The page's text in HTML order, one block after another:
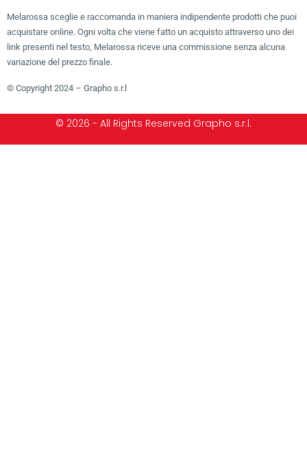
Melarossa sceglie e raccomanda in maniera indipendente prodotti che puoi
acquistare online. Ogni volta che viene fatto un acquisto attraverso uno dei
link presenti nel testo, Melarossa riceve una commissione senza alcuna
variazione del prezzo finale.
© Copyright 2024 – Grapho s.r.l
© 2026 - All Rights Reserved Grapho s.r.l.